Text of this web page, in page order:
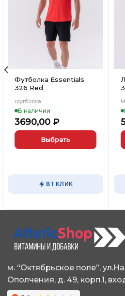
Добавить
Вишлист
Футболка Essentials
326 Red
Футболка
В наличии
3690,00 ₽
Выбрать
несколько
на
странице
В 1 КЛИК
на
м. “Октябрьское поле”,
Ополчения, д. 49, корп.1,